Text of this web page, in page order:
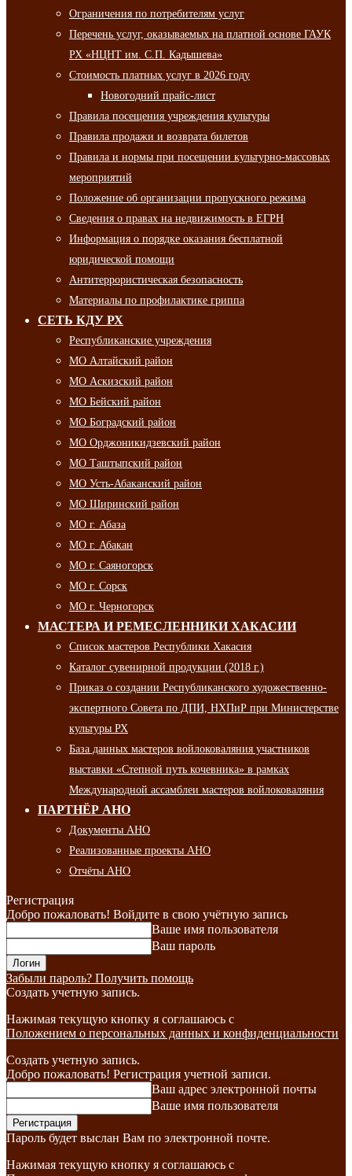
Ограничения по потребителям услуг
Перечень услуг, оказываемых на платной основе ГАУК
РХ «НЦНТ им. С.П. Кадышева»
Стоимость платных услуг в 2026 году
Новогодний прайс-лист
Правила посещения учреждения культуры
Правила продажи и возврата билетов
Правила и нормы при посещении культурно-массовых
мероприятий
Положение об организации пропускного режима
Сведения о правах на недвижимость в ЕГРН
Информация о порядке оказания бесплатной
юридической помощи
Антитеррористическая безопасность
Материалы по профилактике гриппа
СЕТЬ КДУ РХ
Республиканские учреждения
МО Алтайский район
МО Аскизский район
МО Бейский район
МО Боградский район
МО Орджоникидзевский район
МО Таштыпский район
МО Усть-Абаканский район
МО Ширинский район
МО г. Абаза
МО г. Абакан
МО г. Саяногорск
МО г. Сорск
МО г. Черногорск
МАСТЕРА И РЕМЕСЛЕННИКИ ХАКАСИИ
Список мастеров Республики Хакасия
Каталог сувенирной продукции (2018 г.)
Приказ о создании Республиканского художественно-
экспертного Совета по ДПИ, НХПиР при Министерстве
культуры РХ
База данных мастеров войлоковаляния участников
выставки «Степной путь кочевника» в рамках
Международной ассамблеи мастеров войлоковаляния
ПАРТНЁР АНО
Документы АНО
Реализованные проекты АНО
Отчёты АНО
Регистрация
Добро пожаловать! Войдите в свою учётную запись
Ваше имя пользователя
Ваш пароль
Забыли пароль? Получить помощь
Создать учетную запись.
Нажимая текущую кнопку я соглашаюсь с
Положением о персональных данных и конфиденциальности
Создать учетную запись.
Добро пожаловать! Регистрация учетной записи.
Ваш адрес электронной почты
Ваше имя пользователя
Пароль будет выслан Вам по электронной почте.
Нажимая текущую кнопку я соглашаюсь с